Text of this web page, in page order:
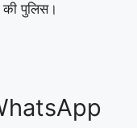
पुलिस।